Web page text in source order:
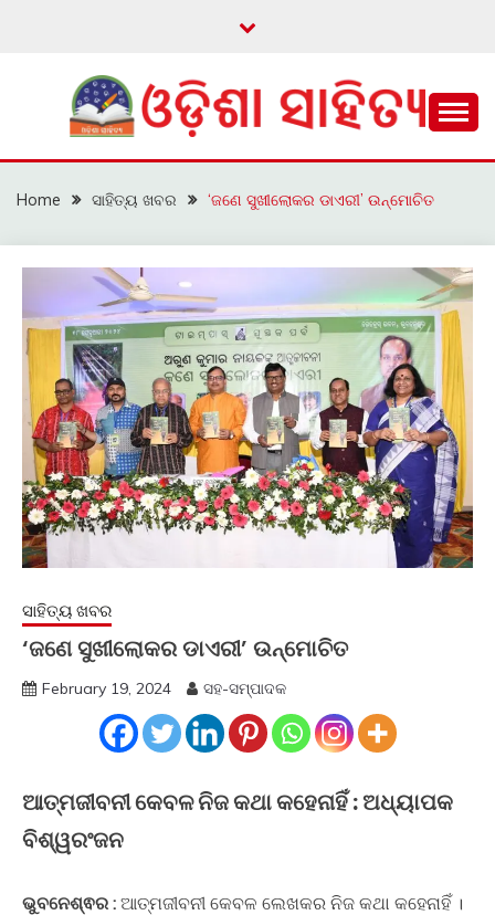
ଓଡ଼ିଶା ସାହିତ୍ୟ
Home ସାହିତ୍ୟ ଖବର ‘ଜଣେ ସୁଖୀଲୋକର ଡାଏରୀ’ ଉନ୍ମୋଚିତ
ସାହିତ୍ୟ ଖବର
‘ଜଣେ ସୁଖୀଲୋକର ଡାଏରୀ’ ଉନ୍ମୋଚିତ
February 19, 2024 ସହ-ସମ୍ପାଦକ
ଆତ୍ମଜୀବନୀ କେବଳ ନିଜ କଥା କହେନାହିଁ : ଅଧ୍ୟାପକ
ବିଶ୍ୱରଂଜନ
ଭୁବନେଶ୍ଵର : ଆତ୍ମଜୀବନୀ କେବଳ ଲେଖକର ନିଜ କଥା କହେନାହିଁ ।